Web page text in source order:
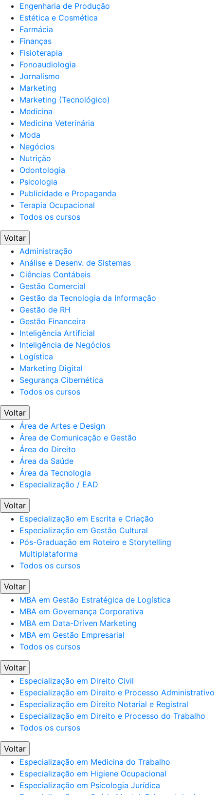
Engenharia de Produção
Estética e Cosmética
Farmácia
Finanças
Fisioterapia
Fonoaudiologia
Jornalismo
Marketing
Marketing (Tecnológico)
Medicina
Medicina Veterinária
Moda
Negócios
Nutrição
Odontologia
Psicologia
Publicidade e Propaganda
Terapia Ocupacional
Todos os cursos
Voltar
Administração
Análise e Desenv. de Sistemas
Ciências Contábeis
Gestão Comercial
Gestão da Tecnologia da Informação
Gestão de RH
Gestão Financeira
Inteligência Artificial
Inteligência de Negócios
Logística
Marketing Digital
Segurança Cibernética
Todos os cursos
Voltar
Área de Artes e Design
Área de Comunicação e Gestão
Área do Direito
Área da Saúde
Área da Tecnologia
Especialização / EAD
Voltar
Especialização em Escrita e Criação
Especialização em Gestão Cultural
Pós-Graduação em Roteiro e Storytelling
Multiplataforma
Todos os cursos
Voltar
MBA em Gestão Estratégica de Logística
MBA em Governança Corporativa
MBA em Data-Driven Marketing
MBA em Gestão Empresarial
Todos os cursos
Voltar
Especialização em Direito Civil
Especialização em Direito e Processo Administrativo
Especialização em Direito Notarial e Registral
Especialização em Direito e Processo do Trabalho
Todos os cursos
Voltar
Especialização em Medicina do Trabalho
Especialização em Higiene Ocupacional
Especialização em Psicologia Jurídica